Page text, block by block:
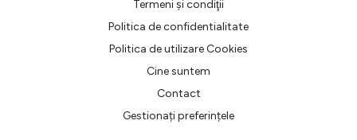
Termeni şi condiţii
Politica de confidentialitate
Politica de utilizare Cookies
Cine suntem
Contact
Gestionați preferințele